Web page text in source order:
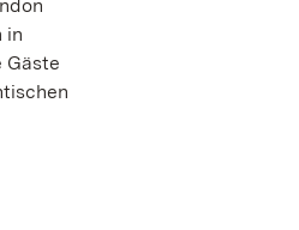
in
Gäste